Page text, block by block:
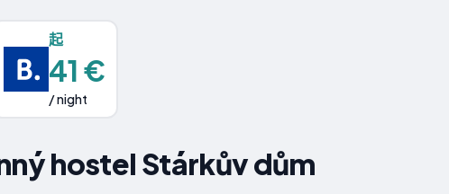
起
41 €
/ night
hostel Stárkův dům